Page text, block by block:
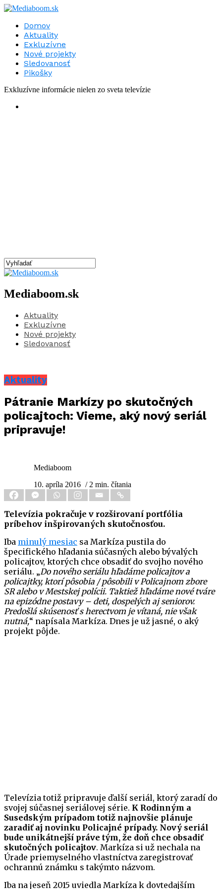
Domov
Aktuality
Exkluzívne
Nové projekty
Sledovanosť
Pikošky
Exkluzívne informácie nielen zo sveta televízie
Mediaboom.sk
Aktuality
Exkluzívne
Nové projekty
Sledovanosť
Aktuality
Pátranie Markízy po skutočných
policajtoch: Vieme, aký nový seriál
pripravuje!
Mediaboom
10. apríla 2016 / 2 min. čítania
Televízia pokračuje v rozširovaní portfólia
príbehov inšpirovaných skutočnosťou.
Iba minulý mesiac sa Markíza pustila do
špecifického hľadania súčasných alebo bývalých
policajtov, ktorých chce obsadiť do svojho nového
seriálu. „Do nového seriálu hľadáme policajtov a
policajtky, ktorí pôsobia / pôsobili v Policajnom zbore
SR alebo v Mestskej polícii. Taktiež hľadáme nové tváre
na epizódne postavy – deti, dospelých aj seniorov.
Predošlá skúsenosť s herectvom je vítaná, nie však
nutná,“ napísala Markíza. Dnes je už jasné, o aký
projekt pôjde.
Televízia totiž pripravuje ďalší seriál, ktorý zaradí do
svojej súčasnej seriálovej série. K Rodinným a
Susedským prípadom totiž najnovšie plánuje
zaradiť aj novinku Policajné prípady. Nový seriál
bude unikátnejší práve tým, že doň chce obsadiť
skutočných policajtov. Markíza si už nechala na
Úrade priemyselného vlastníctva zaregistrovať
ochrannú známku s takýmto názvom.
Iba na jeseň 2015 uviedla Markíza k dovtedajším